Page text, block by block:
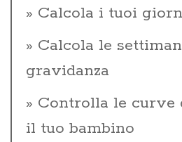
Calcola i tuoi
Calcola le
gravidanza
Controlla le curve
il tuo bambino